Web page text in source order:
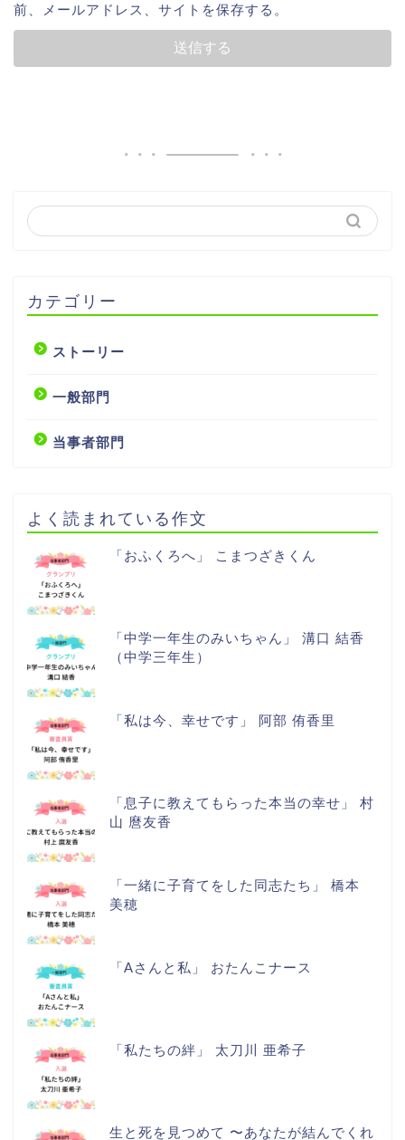
前、メールアドレス、サイトを保存する。
カテゴリー
ストーリー
一般部門
当事者部門
よく読まれている作文
「おふくろへ」 こまつざきくん
「中学一年生のみいちゃん」 溝口 結香
（中学三年生）
「私は今、幸せです」 阿部 侑香里
「息子に教えてもらった本当の幸せ」 村
山 麿友香
「一緒に子育てをした同志たち」 橋本
美穂
「Aさんと私」 おたんこナース
「私たちの絆」 太刀川 亜希子
生と死を見つめて 〜あなたが結んでくれ